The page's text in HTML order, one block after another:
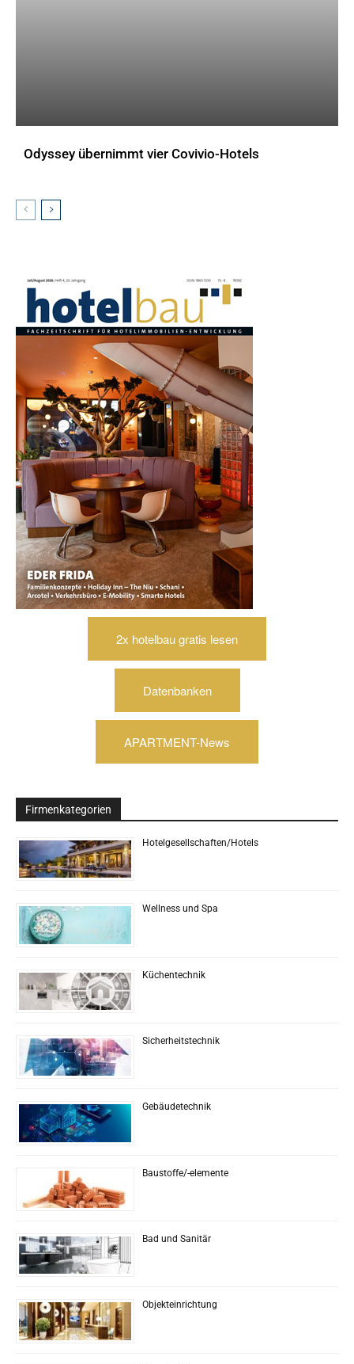
Odyssey übernimmt vier Covivio-Hotels
2x hotelbau gratis lesen
Datenbanken
APARTMENT-News
Firmenkategorien
Hotelgesellschaften/Hotels
Wellness und Spa
Küchentechnik
Sicherheitstechnik
Gebäudetechnik
Baustoffe/-elemente
Bad und Sanitär
Objekteinrichtung